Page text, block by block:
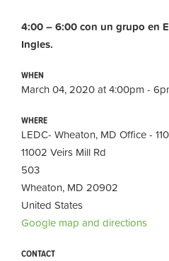
4:00 – 6:00 con un grupo en
Ingles.
WHEN
March 04, 2020 at 4:00pm -
WHERE
LEDC- Wheaton, MD Office -
11002 Veirs Mill Rd
503
Wheaton, MD 20902
United States
Google map and directions
CONTACT